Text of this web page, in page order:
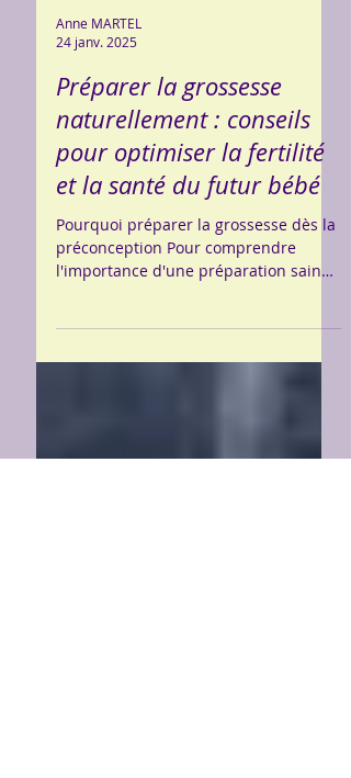
Anne MARTEL
24 janv. 2025
Préparer la grossesse
naturellement : conseils
pour optimiser la fertilité
et la santé du futur bébé
Pourquoi préparer la grossesse dès la
l'importance d'une préparation saine